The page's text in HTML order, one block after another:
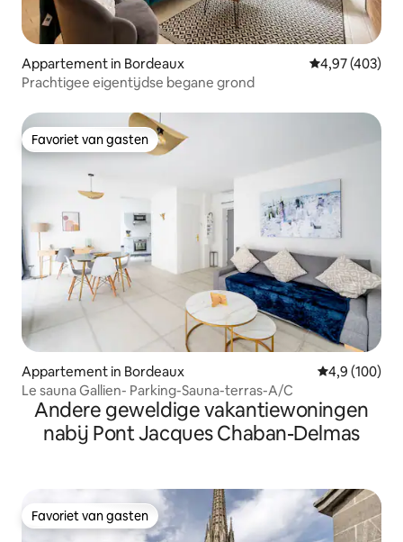
Appartement in Bordeaux Gemiddelde
4,97 (403)
Prachtigee eigentijdse begane grond
Favoriet van gasten
Favoriet van gasten
Appartement in Bordeaux Gemiddelde
4,9 (100)
Le sauna Gallien- Parking-Sauna-terras-A/C
Andere geweldige vakantiewoningen
nabij Pont Jacques Chaban-Delmas
Favoriet van gasten
Favoriet van gasten